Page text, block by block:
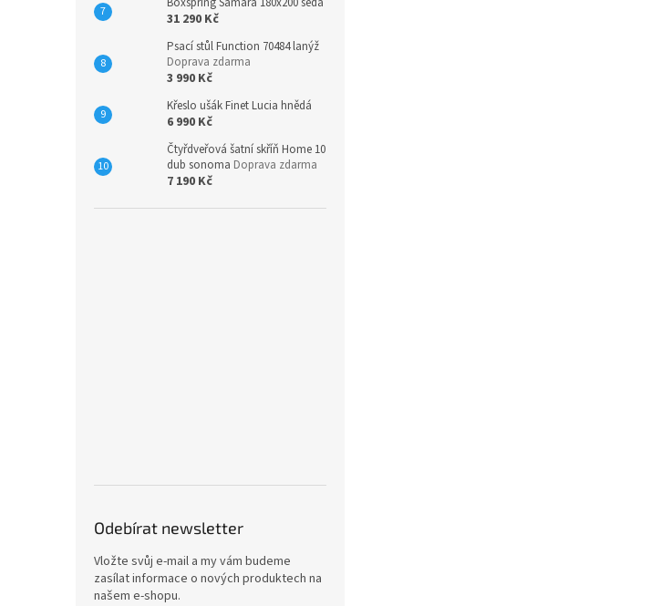
31 290 Kč
Psací stůl Function 70484 lanýž
Doprava zdarma
3 990 Kč
Křeslo ušák Finet Lucia hnědá
6 990 Kč
Čtyřdveřová šatní skříň Home 10
dub sonoma Doprava zdarma
7 190 Kč
Odebírat newsletter
Vložte svůj e-mail a my vám budeme
zasílat informace o nových produktech na
našem e-shopu.